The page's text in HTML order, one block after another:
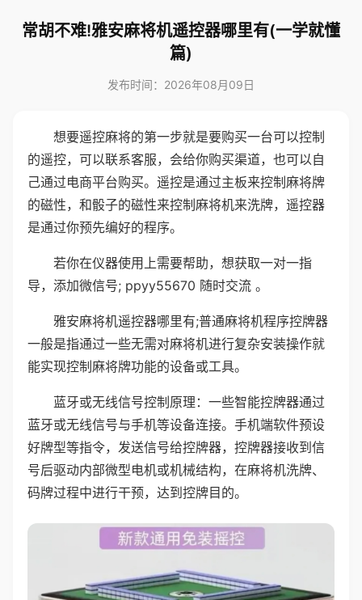
常胡不难!雅安麻将机遥控器哪里有(一学就懂
篇)
发布时间：2026年08月09日
想要遥控麻将的第一步就是要购买一台可以控制
的遥控，可以联系客服，会给你购买渠道，也可以自
己通过电商平台购买。遥控是通过主板来控制麻将牌
的磁性，和骰子的磁性来控制麻将机来洗牌，遥控器
是通过你预先编好的程序。
若你在仪器使用上需要帮助，想获取一对一指
导，添加微信号; ppyy55670 随时交流 。
雅安麻将机遥控器哪里有;普通麻将机程序控牌器
一般是指通过一些无需对麻将机进行复杂安装操作就
能实现控制麻将牌功能的设备或工具。
蓝牙或无线信号控制原理：一些智能控牌器通过
蓝牙或无线信号与手机等设备连接。手机端软件预设
好牌型等指令，发送信号给控牌器，控牌器接收到信
号后驱动内部微型电机或机械结构，在麻将机洗牌、
码牌过程中进行干预，达到控牌目的。